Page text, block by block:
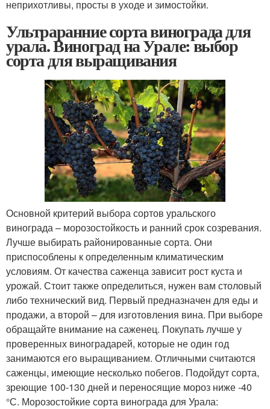
неприхотливы, просты в уходе и зимостойки.
Ультраранние сорта винограда для
урала. Виноград на Урале: выбор
сорта для выращивания
Основной критерий выбора сортов уральского
винограда – морозостойкость и ранний срок созревания.
Лучше выбирать районированные сорта. Они
приспособлены к определенным климатическим
условиям. От качества саженца зависит рост куста и
урожай. Стоит также определиться, нужен вам столовый
либо технический вид. Первый предназначен для еды и
продажи, а второй – для изготовления вина. При выборе
обращайте внимание на саженец. Покупать лучше у
проверенных виноградарей, которые не один год
занимаются его выращиванием. Отличными считаются
саженцы, имеющие несколько побегов. Подойдут сорта,
зреющие 100-130 дней и переносящие мороз ниже -40
°С. Морозостойкие сорта винограда для Урала: